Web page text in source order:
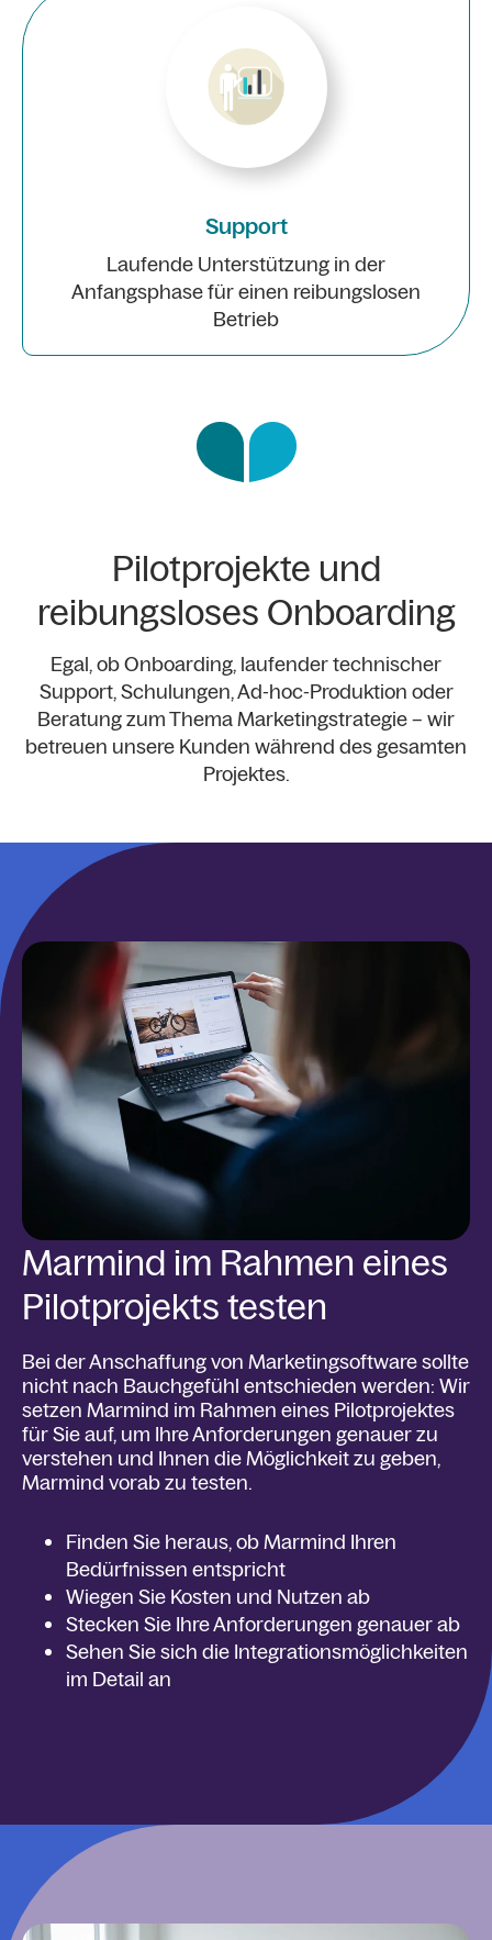
Support
Laufende Unterstützung in der
Anfangsphase für einen reibungslosen
Betrieb
Pilotprojekte und
reibungsloses Onboarding
Egal, ob Onboarding, laufender technischer
Support, Schulungen, Ad-hoc-Produktion oder
Beratung zum Thema Marketingstrategie – wir
betreuen unsere Kunden während des gesamten
Projektes.
Marmind im Rahmen eines
Pilotprojekts testen
Bei der Anschaffung von Marketingsoftware sollte
nicht nach Bauchgefühl entschieden werden: Wir
setzen Marmind im Rahmen eines Pilotprojektes
für Sie auf, um Ihre Anforderungen genauer zu
verstehen und Ihnen die Möglichkeit zu geben,
Marmind vorab zu testen.
Finden Sie heraus, ob Marmind Ihren
Bedürfnissen entspricht
Wiegen Sie Kosten und Nutzen ab
Stecken Sie Ihre Anforderungen genauer ab
Sehen Sie sich die Integrationsmöglichkeiten
im Detail an